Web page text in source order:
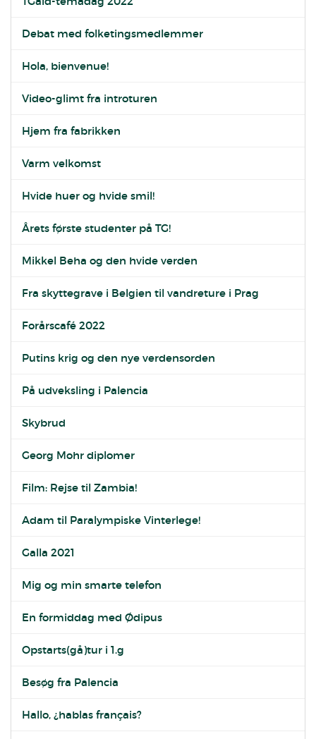
Debat med folketingsmedlemmer
Hola, bienvenue!
Video-glimt fra introturen
Hjem fra fabrikken
Varm velkomst
Hvide huer og hvide smil!
Årets første studenter på TG!
Mikkel Beha og den hvide verden
Fra skyttegrave i Belgien til vandreture i Prag
Forårscafé 2022
Putins krig og den nye verdensorden
På udveksling i Palencia
Skybrud
Georg Mohr diplomer
Film: Rejse til Zambia!
Adam til Paralympiske Vinterlege!
Galla 2021
Mig og min smarte telefon
En formiddag med Ødipus
Opstarts(gå)tur i 1.g
Besøg fra Palencia
Hallo, ¿hablas français?